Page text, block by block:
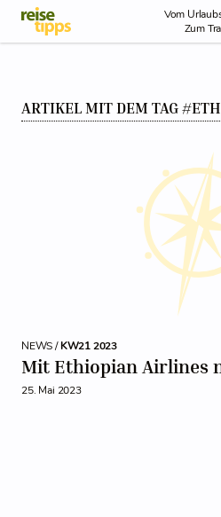
Skip to Content
Vom
Zum
NEWS
ARTIKEL MIT DEM TAG
NEWS /KW21 2023
Mit Ethiopian Airlines
25. Mai 2023